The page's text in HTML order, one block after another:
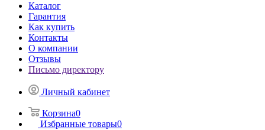
Каталог
Гарантия
Как купить
Контакты
О компании
Отзывы
Письмо директору
Личный кабинет
Корзина0
Избранные товары0